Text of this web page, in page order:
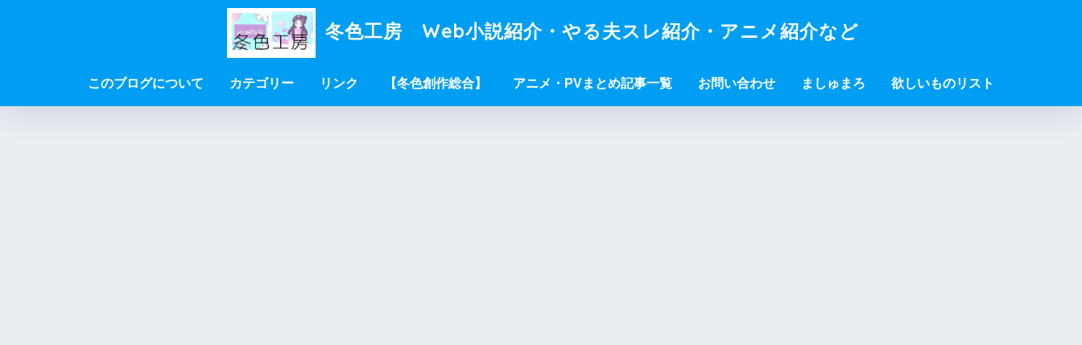
冬色工房 Web小説紹介・やる夫スレ紹介・アニメ紹介など
このブログについて カテゴリー リンク 【冬色創作総合】 アニメ・PVまとめ記事一覧 お問い合わせ ましゅまろ 欲しいものリスト